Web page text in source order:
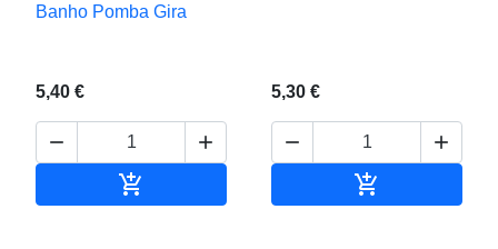
Banho Pomba Gira
5,40 €
 

5,30 €
 
